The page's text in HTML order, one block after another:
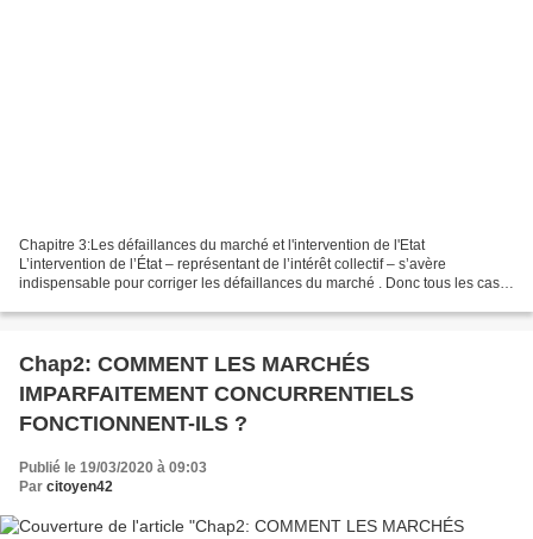
Chapitre 3:Les défaillances du marché et l'intervention de l'Etat
L’intervention de l’État – représentant de l’intérêt collectif – s’avère
indispensable pour corriger les défaillances du marché . Donc tous les cas
Chap2: COMMENT LES MARCHÉS
IMPARFAITEMENT CONCURRENTIELS
FONCTIONNENT-ILS ?
Publié le 19/03/2020 à 09:03
Par citoyen42